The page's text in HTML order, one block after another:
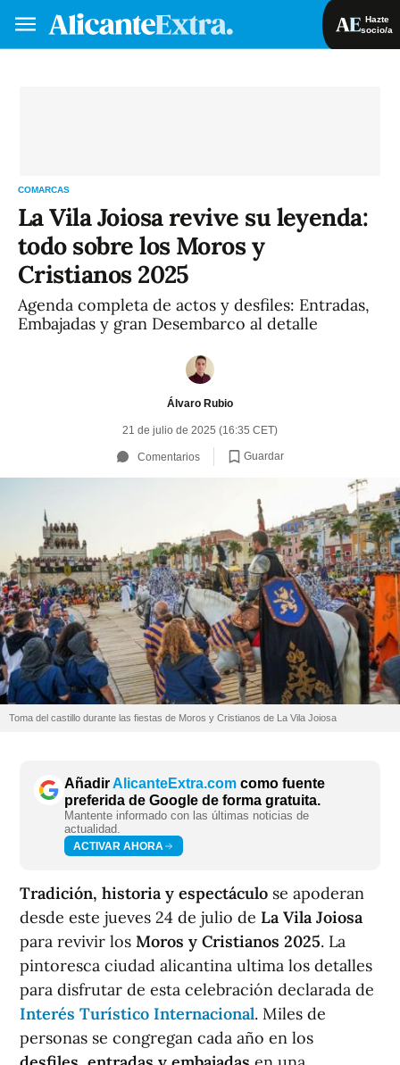
Hazte
socio/a
COMARCAS
La Vila Joiosa revive su leyenda:
todo sobre los Moros y
Cristianos 2025
Agenda completa de actos y desfiles: Entradas,
Embajadas y gran Desembarco al detalle
Álvaro Rubio
21 de julio de 2025 (16:35 CET)
Comentarios Guardar
Toma del castillo durante las fiestas de Moros y Cristianos de La Vila Joiosa
AñadirAlicanteExtra.com como fuente
preferida de Google de forma gratuita.
Mantente informado con las últimas noticias de
actualidad.
ACTIVAR AHORA
Tradición, historia y espectáculo se apoderan
desde este jueves 24 de julio de La Vila Joiosa
para revivir los Moros y Cristianos 2025. La
pintoresca ciudad alicantina ultima los detalles
para disfrutar de esta celebración declarada de
Interés Turístico Internacional. Miles de
personas se congregan cada año en los